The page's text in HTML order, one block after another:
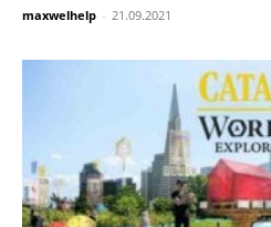
maxwelhelp - 21.09.2021